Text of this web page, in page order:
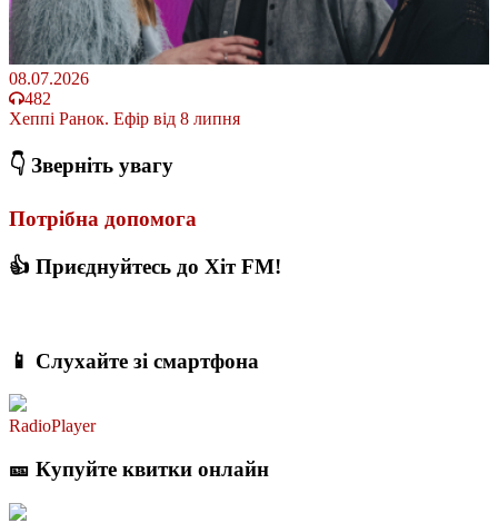
08.07.2026
482
Хеппі Ранок. Ефір від 8 липня
👇 Зверніть увагу
Потрібна допомога
👍 Приєднуйтесь до Хіт FM!
📱 Слухайте зі смартфона
RadioPlayer
🎫 Купуйте квитки онлайн